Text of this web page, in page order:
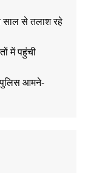
साल से तलाश रहे
में पहुंची
पुलिस आमने-